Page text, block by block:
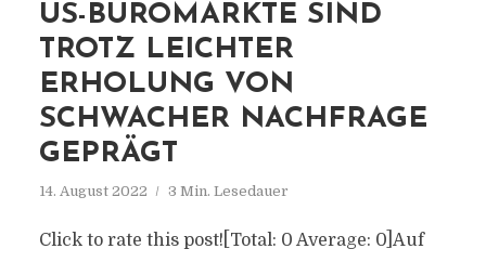
US-BÜROMÄRKTE SIND
TROTZ LEICHTER
ERHOLUNG VON
SCHWACHER NACHFRAGE
GEPRÄGT
14. August 2022 3 Min. Lesedauer
Click to rate this post![Total: 0 Average: 0]Auf